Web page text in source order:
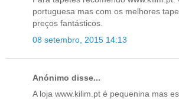
portuguesa mas com os melhores
preços fantásticos.
08 setembro, 2015 14:13
Anónimo disse...
A loja www.kilim.pt é pequenina mas